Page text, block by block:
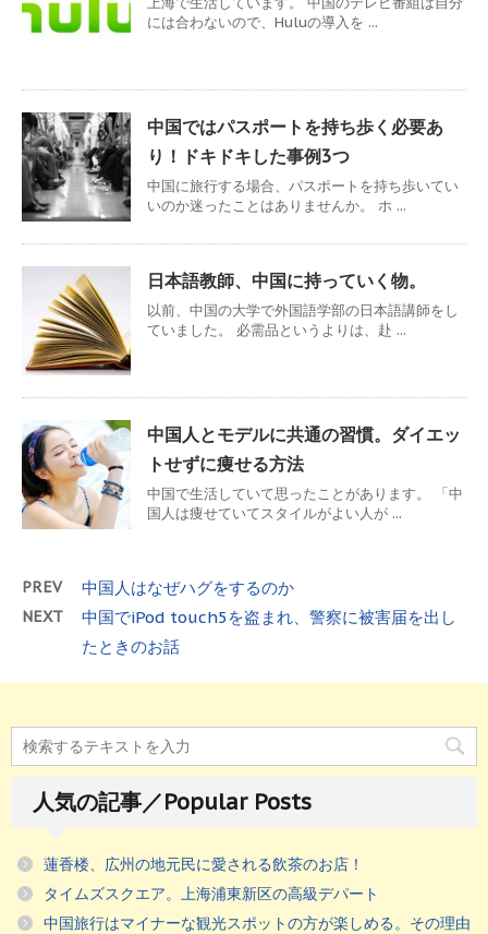
には合わないので、Huluの導入を ...
中国ではパスポートを持ち歩く必要あ
り！ドキドキした事例3つ
中国に旅行する場合、パスポートを持ち歩いてい
いのか迷ったことはありませんか。 ホ ...
日本語教師、中国に持っていく物。
以前、中国の大学で外国語学部の日本語講師をし
ていました。 必需品というよりは、赴 ...
中国人とモデルに共通の習慣。ダイエッ
トせずに痩せる方法
中国で生活していて思ったことがあります。 「中
国人は痩せていてスタイルがよい人が ...
PREV 中国人はなぜハグをするのか
NEXT
中国でiPod touch5を盗まれ、警察に被害届を出し
たときのお話
人気の記事／Popular Posts
蓮香楼、広州の地元民に愛される飲茶のお店！
タイムズスクエア。上海浦東新区の高級デパート
中国旅行はマイナーな観光スポットの方が楽しめる。その理由